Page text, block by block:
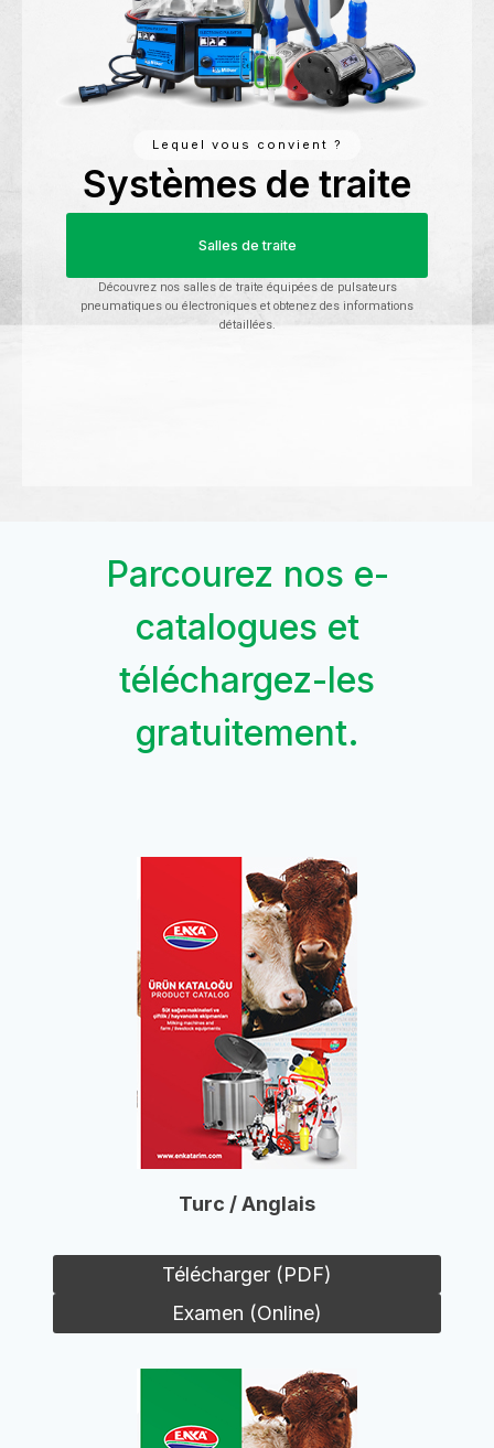
Lequel vous convient ?
Systèmes de traite
Salles de traite
Découvrez nos salles de traite équipées de pulsateurs
pneumatiques ou électroniques et obtenez des informations
détaillées.
Parcourez nos e-
catalogues et
téléchargez-les
gratuitement.
Turc / Anglais
Télécharger (PDF)
Examen (Online)